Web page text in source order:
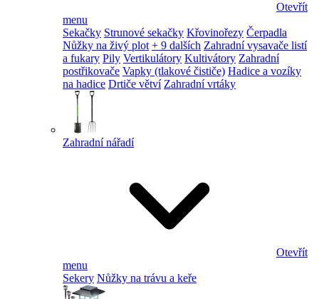
Otevřít
menu
Sekačky Strunové sekačky Křovinořezy Čerpadla
Nůžky na živý plot + 9 dalších Zahradní vysavače listí
a fukary Pily Vertikulátory Kultivátory Zahradní
postřikovače Vapky (tlakové čističe) Hadice a vozíky
na hadice Drtiče větví Zahradní vrtáky
Zahradní nářadí
Otevřít
menu
Sekery Nůžky na trávu a keře